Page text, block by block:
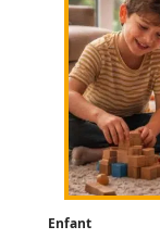
Enfant